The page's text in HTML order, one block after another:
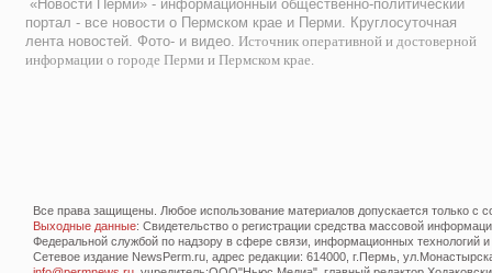
«Новости Перми» - информационный общественно-политический
портал - все новости о Пермском крае и Перми. Круглосуточная
лента новостей. Фото- и видео. Источник оперативной и достоверной
информации о городе Перми и Пермском крае.
Все права защищены. Любое использование материалов допускается только с
Выходные данные: Свидетельство о регистрации средства массовой
Федеральной службой по надзору в сфере связи, информационных технологий
Сетевое издание NewsPerm.ru, адрес редакции: 614000, г.Пермь,